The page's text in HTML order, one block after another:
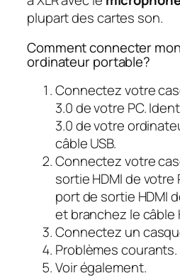
plupart des cartes son.
Comment connecter
ordinateur portable?
Connectez votre
3.0 de votre PC.
3.0 de votre
câble USB.
Connectez votre
sortie HDMI de votre
port de sortie HDMI
et branchez le câble
Connectez un
Problèmes courants.
Voir également.